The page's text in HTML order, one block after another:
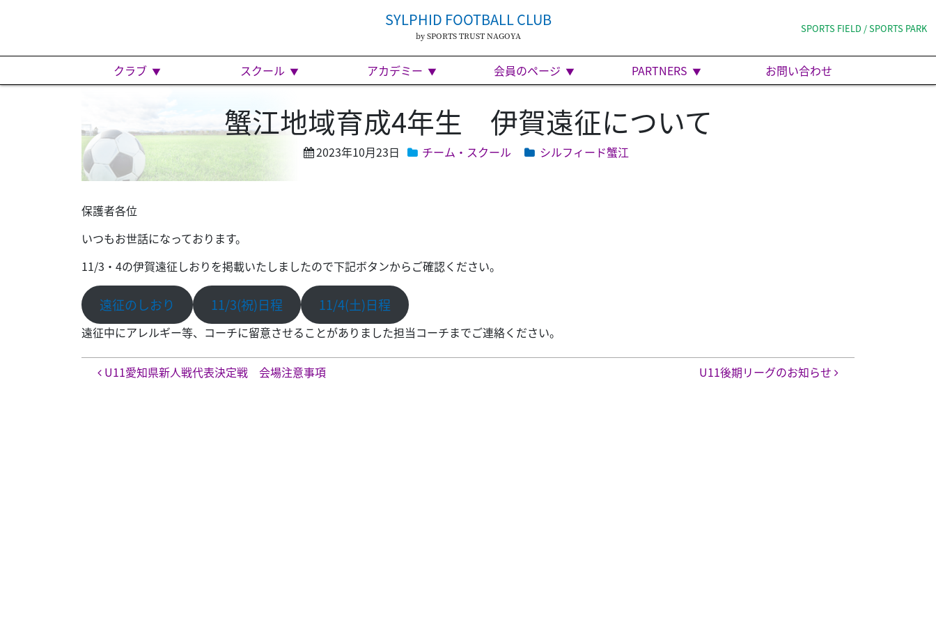
SYLPHID FOOTBALL CLUB
by SPORTS TRUST NAGOYA
SPORTS FIELD / SPORTS PARK
クラブ スクール アカデミー 会員のページ PARTNERS お問い合わせ
蟹江地域育成4年生 伊賀遠征について
2023年10月23日 チーム・スクール シルフィード蟹江
保護者各位
いつもお世話になっております。
11/3・4の伊賀遠征しおりを掲載いたしましたので下記ボタンからご確認ください。
遠征のしおり 11/3(祝)日程 11/4(土)日程
遠征中にアレルギー等、コーチに留意させることがありました担当コーチまでご連絡ください。
投稿ナビゲーション
U11愛知県新人戦代表決定戦 会場注意事項 U11後期リーグのお知らせ